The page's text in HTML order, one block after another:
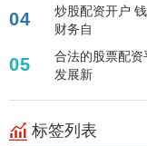
04
炒股配资开户
财务自
05
合法的股票配
发展新
标签列表